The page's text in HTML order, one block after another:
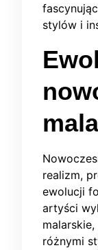
stylów i
realizm,
ewolucji
artyści
różnymi